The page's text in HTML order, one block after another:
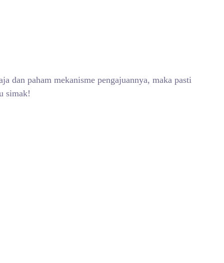
dan paham mekanisme pengajuannya, maka pasti
simak!